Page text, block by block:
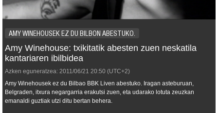
AMY WINEHOUSEK EZ DU BILBON ABESTUKO.
Amy Winehouse: txikitatik abesten zuen neskatila
kantariaren ibilbidea
Azken eguneratzea: 2011/06/21 20:50 (UTC+2)
Amy Winehousek ez du Bilbao BBK Liven abestuko. Iragan asteburuan,
Belgraden, itxura negargarria erakutsi zuen, eta udarako lotuta zeuzkan
emanaldi guztiak utzi ditu bertan behera.